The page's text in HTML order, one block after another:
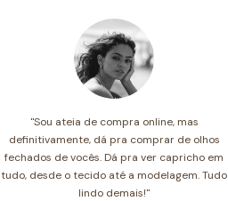
"Sou ateia de compra online, mas
definitivamente, dá pra comprar de olhos
fechados de vocês. Dá pra ver capricho em
tudo, desde o tecido até a modelagem. Tudo
lindo demais!"